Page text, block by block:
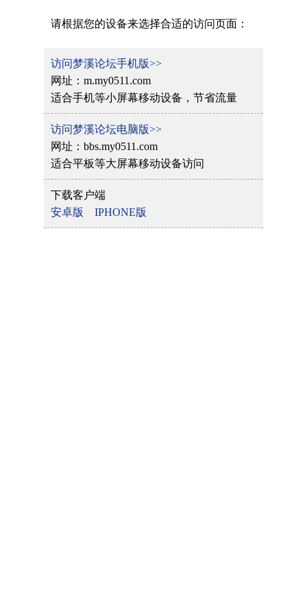
请根据您的设备来选择合适的访问页面：
访问梦溪论坛手机版>>
网址：m.my0511.com
适合手机等小屏幕移动设备，节省流量
访问梦溪论坛电脑版>>
网址：bbs.my0511.com
适合平板等大屏幕移动设备访问
下载客户端
安卓版
IPHONE版